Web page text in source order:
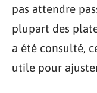
pas attendre
plupart des
a été consulté,
utile pour